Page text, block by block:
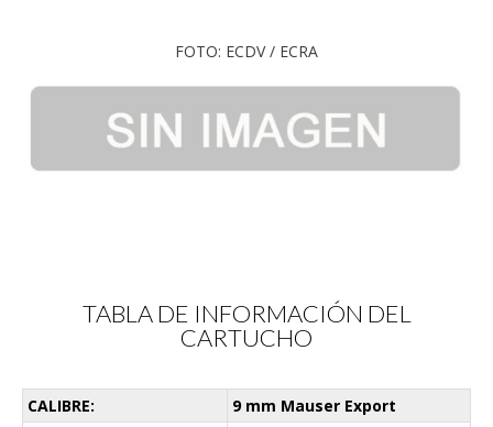
FOTO: ECDV / ECRA
TABLA DE INFORMACIÓN DEL
CARTUCHO
CALIBRE:
9 mm Mauser Export